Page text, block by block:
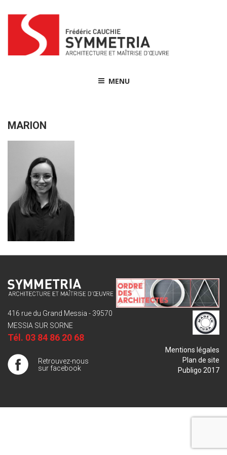
content
MENU
MARION
416 rue du Grand Messia - 39570
MESSIA SUR SORNE
Tél. 03 84 86 20 68
Retrouvez-nous
sur facebook
Mentions légales
Plan de site
Publigo 2017